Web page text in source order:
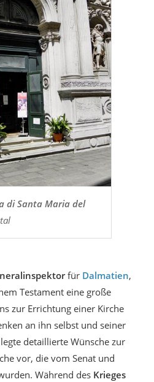
di Santa Maria del
für Dalmatien,
Testament eine große
zur Errichtung einer Kirche
an ihn selbst und seiner
detaillierte Wünsche zur
vor, die vom Senat und
Während des Krieges